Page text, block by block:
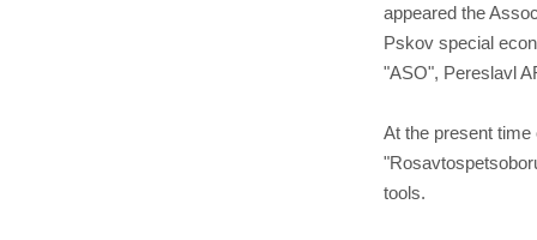
appeared the
Pskov special
"ASO", Pereslavl
At the present
tools.